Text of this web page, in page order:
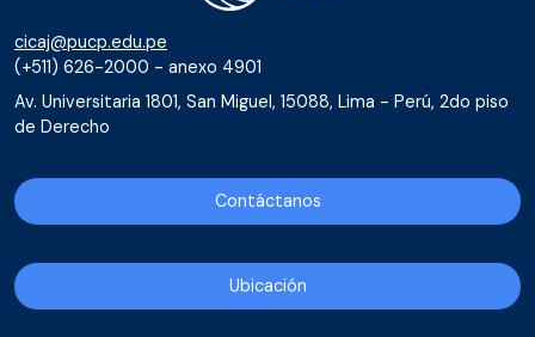
cicaj@pucp.edu.pe
(+511) 626-2000 - anexo 4901
Av. Universitaria 1801, San Miguel, 15088, Lima - Perú, 2do piso
de Derecho
Contáctanos
Ubicación